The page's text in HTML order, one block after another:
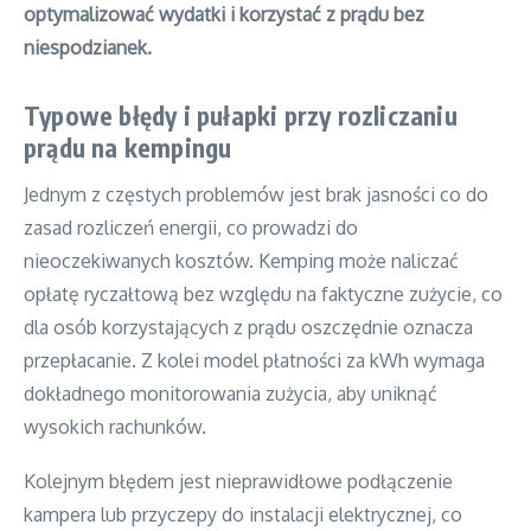
optymalizować wydatki i korzystać z prądu bez
niespodzianek.
Typowe błędy i pułapki przy rozliczaniu
prądu na kempingu
Jednym z częstych problemów jest brak jasności co do
zasad rozliczeń energii, co prowadzi do
nieoczekiwanych kosztów. Kemping może naliczać
opłatę ryczałtową bez względu na faktyczne zużycie, co
dla osób korzystających z prądu oszczędnie oznacza
przepłacanie. Z kolei model płatności za kWh wymaga
dokładnego monitorowania zużycia, aby uniknąć
wysokich rachunków.
Kolejnym błędem jest nieprawidłowe podłączenie
kampera lub przyczepy do instalacji elektrycznej, co